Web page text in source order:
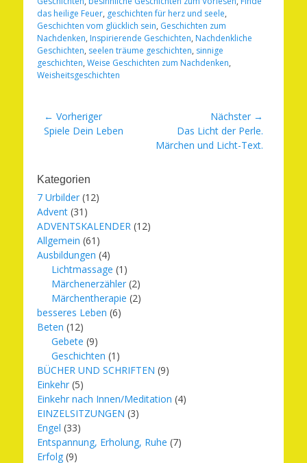
das heilige Feuer, geschichten für herz und seele,
Geschichten vom glücklich sein, Geschichten zum
Nachdenken, Inspirierende Geschichten, Nachdenkliche
Geschichten, seelen träume geschichten, sinnige
geschichten, Weise Geschichten zum Nachdenken,
Weisheitsgeschichten
Beitragsnavigation
← Vorheriger
Vorheriger
Spiele Dein Leben
Nächster →
Nächster
Beitrag:
Das Licht der Perle.
Märchen und Licht-Text.
Kategorien
7 Urbilder (12)
Advent (31)
ADVENTSKALENDER (12)
Allgemein (61)
Ausbildungen (4)
Lichtmassage (1)
Märchenerzähler (2)
Märchentherapie (2)
besseres Leben (6)
Beten (12)
Gebete (9)
Geschichten (1)
BÜCHER UND SCHRIFTEN (9)
Einkehr (5)
Einkehr nach Innen/Meditation (4)
EINZELSITZUNGEN (3)
Engel (33)
Entspannung, Erholung, Ruhe (7)
Erfolg (9)